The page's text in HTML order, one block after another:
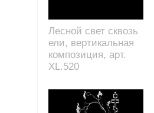
Лесной свет сквозь
ели, вертикальная
композиция, арт.
XL.520